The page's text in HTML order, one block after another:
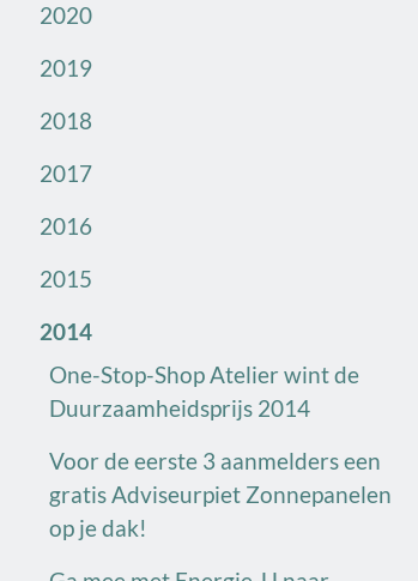
2020
2019
2018
2017
2016
2015
2014
One-Stop-Shop Atelier wint de
Duurzaamheidsprijs 2014
Voor de eerste 3 aanmelders een
gratis Adviseurpiet Zonnepanelen
op je dak!